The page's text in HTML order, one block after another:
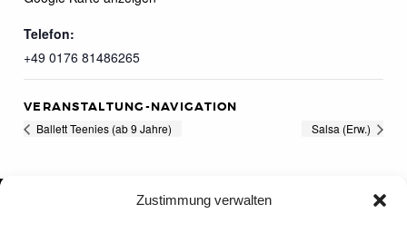
Zustimmung verwalten
Telefon:
+49 0176 81486265
VERANSTALTUNG-NAVIGATION
Ballett Teenies (ab 9 Jahre) Salsa (Erw.)